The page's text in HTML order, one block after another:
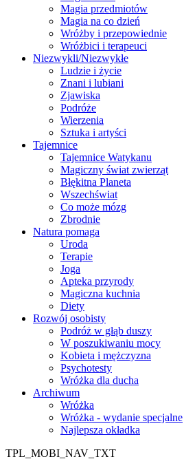
Magia przedmiotów
Magia na co dzień
Wróżby i przepowiednie
Wróżbici i terapeuci
Niezwykli/Niezwykłe
Ludzie i życie
Znani i lubiani
Zjawiska
Podróże
Wierzenia
Sztuka i artyści
Tajemnice
Tajemnice Watykanu
Magiczny świat zwierząt
Błękitna Planeta
Wszechświat
Co może mózg
Zbrodnie
Natura pomaga
Uroda
Terapie
Joga
Apteka przyrody
Magiczna kuchnia
Diety
Rozwój osobisty
Podróż w głąb duszy
W poszukiwaniu mocy
Kobieta i mężczyzna
Psychotesty
Wróżka dla ducha
Archiwum
Wróżka
Wróżka - wydanie specjalne
Najlepsza okładka
TPL_MOBI_NAV_TXT